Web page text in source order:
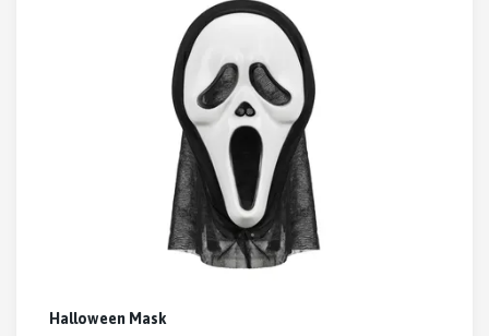
Halloween Mask